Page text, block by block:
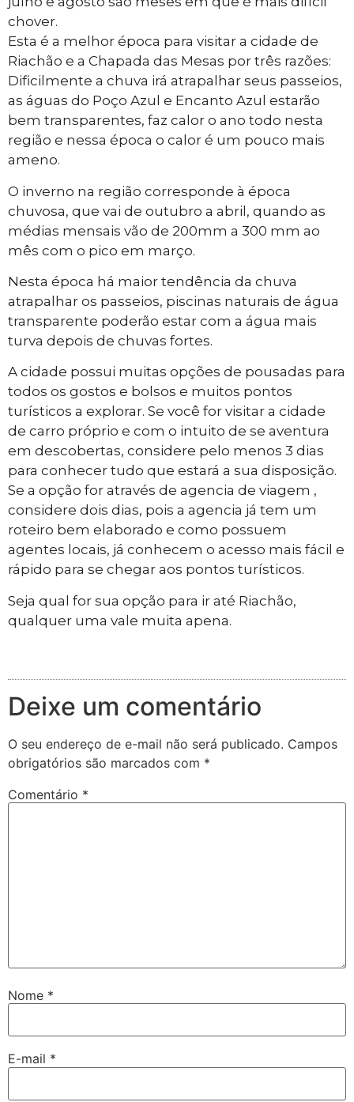
chover.
Esta é a melhor época para visitar a cidade de
Riachão e a Chapada das Mesas por três razões:
Dificilmente a chuva irá atrapalhar seus passeios,
as águas do Poço Azul e Encanto Azul estarão
bem transparentes, faz calor o ano todo nesta
região e nessa época o calor é um pouco mais
ameno.
O inverno na região corresponde à época
chuvosa, que vai de outubro a abril, quando as
médias mensais vão de 200mm a 300 mm ao
mês com o pico em março.
Nesta época há maior tendência da chuva
atrapalhar os passeios, piscinas naturais de água
transparente poderão estar com a água mais
turva depois de chuvas fortes.
A cidade possui muitas opções de pousadas para
todos os gostos e bolsos e muitos pontos
turísticos a explorar. Se você for visitar a cidade
de carro próprio e com o intuito de se aventura
em descobertas, considere pelo menos 3 dias
para conhecer tudo que estará a sua disposição.
Se a opção for através de agencia de viagem ,
considere dois dias, pois a agencia já tem um
roteiro bem elaborado e como possuem
agentes locais, já conhecem o acesso mais fácil e
rápido para se chegar aos pontos turísticos.
Seja qual for sua opção para ir até Riachão,
qualquer uma vale muita apena.
Deixe um comentário
O seu endereço de e-mail não será publicado. Campos
obrigatórios são marcados com *
Comentário *
Nome *
E-mail *